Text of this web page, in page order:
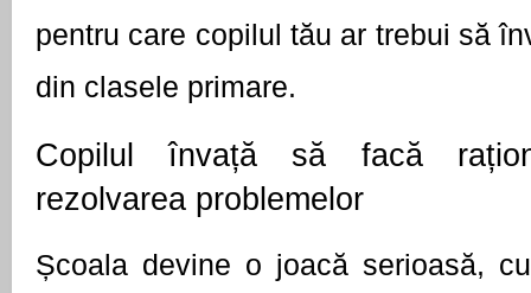
pentru care copilul tău ar trebui să
din clasele primare.
Copilul învață să facă
rezolvarea problemelor
Școala devine o joacă serioasă,